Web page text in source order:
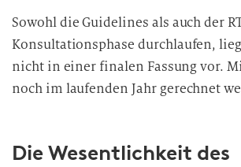
Sowohl die Guidelines als auch der
Konsultationsphase durchlaufen,
nicht in einer finalen Fassung vor.
noch im laufenden Jahr gerechnet
Die Wesentlichkeit des